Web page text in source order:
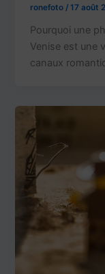
ronefoto/17 août
Pourquoi une
Venise est une
canaux